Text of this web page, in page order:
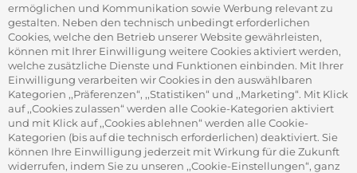
ADRESSE
Gourvita GmbH
Adam-Opel-Str. 19
63322 Rödermark
ermöglichen und Kommunikation sowie Werbung relevant zu
gestalten. Neben den technisch unbedingt erforderlichen
Cookies, welche den Betrieb unserer Website gewährleisten,
können mit Ihrer Einwilligung weitere Cookies aktiviert werden,
welche zusätzliche Dienste und Funktionen einbinden. Mit Ihrer
Einwilligung verarbeiten wir Cookies in den auswählbaren
Kategorien ,,Präferenzen“, ,,Statistiken“ und ,,Marketing“. Mit Klick
auf ,,Cookies zulassen“ werden alle Cookie-Kategorien aktiviert
und mit Klick auf ,,Cookies ablehnen“ werden alle Cookie-
Kategorien (bis auf die technisch erforderlichen) deaktiviert. Sie
können Ihre Einwilligung jederzeit mit Wirkung für die Zukunft
widerrufen, indem Sie zu unseren ,,Cookie-Einstellungen“, ganz